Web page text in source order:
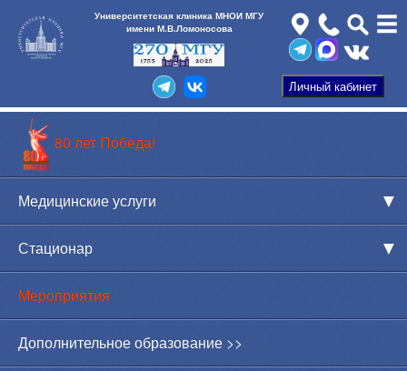
Университетская клиника МНОИ МГУ
имени М.В.Ломоносова
80 лет Победа!
Медицинские услуги
Стационар
Мероприятия
Дополнительное образование >>